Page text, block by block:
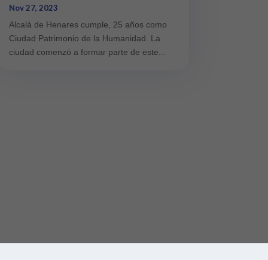
Nov 27, 2023
Alcalá de Henares cumple, 25 años como
Ciudad Patrimonio de la Humanidad. La
ciudad comenzó a formar parte de este...